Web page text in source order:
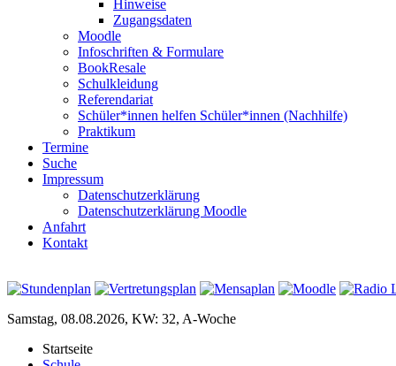
Hinweise
Zugangsdaten
Moodle
Infoschriften & Formulare
BookResale
Schulkleidung
Referendariat
Schüler*innen helfen Schüler*innen (Nachhilfe)
Praktikum
Termine
Suche
Impressum
Datenschutzerklärung
Datenschutzerklärung Moodle
Anfahrt
Kontakt
Samstag, 08.08.2026, KW: 32, A-Woche
Startseite